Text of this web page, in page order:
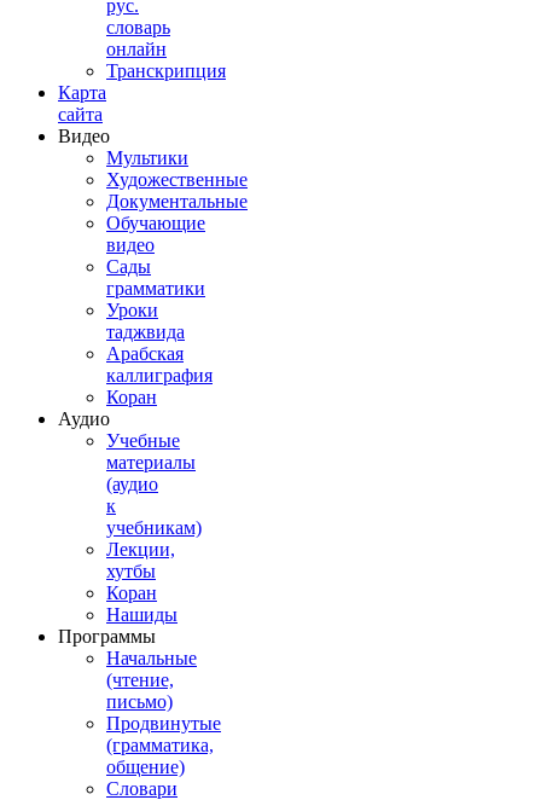
рус.
словарь
онлайн
Транскрипция
Карта
сайта
Видео
Мультики
Художественные
Документальные
Обучающие
видео
Сады
грамматики
Уроки
таджвида
Арабская
каллиграфия
Коран
Аудио
Учебные
материалы
(аудио
к
учебникам)
Лекции,
хутбы
Коран
Нашиды
Программы
Начальные
(чтение,
письмо)
Продвинутые
(грамматика,
общение)
Словари